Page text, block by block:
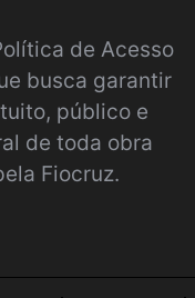
de Acesso
busca garantir
público e
de toda obra
Fiocruz.